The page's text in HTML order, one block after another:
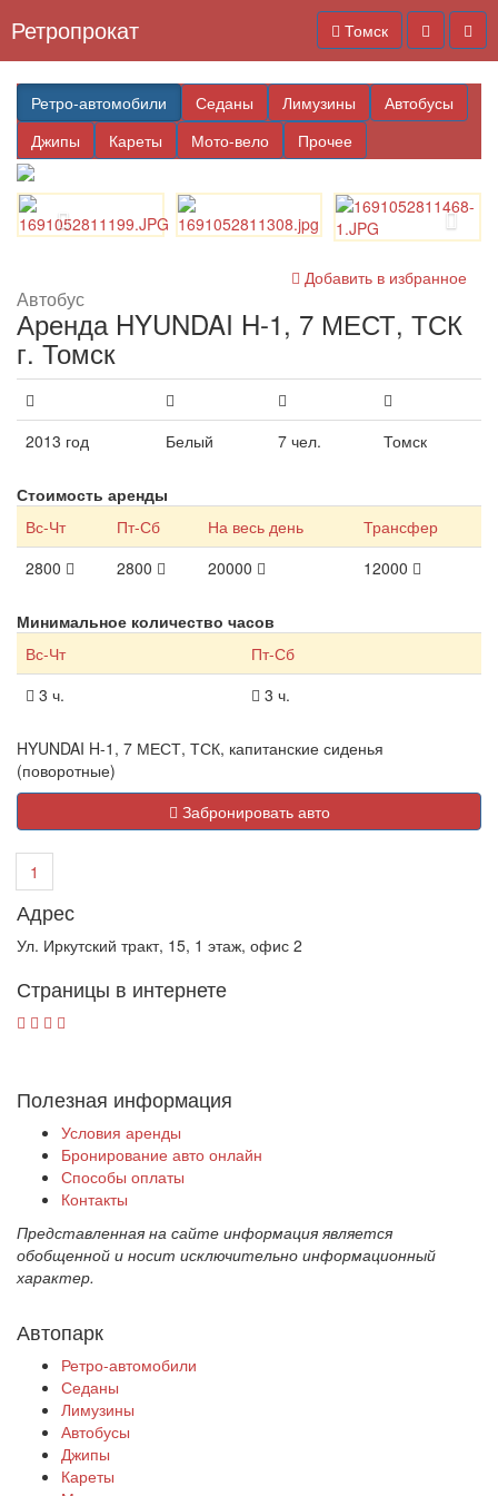
Ретропрокат Томск
Ретро-автомобили Седаны Лимузины
Автобусы
Джипы
Кареты Мото-вело Прочее
Добавить в избранное
Автобус
Аренда HYUNDAI H-1, 7 МЕСТ, ТСК
г. Томск
2013 год Белый 7 чел. Томск
Стоимость аренды
Вс-Чт
Пт-Сб На весь день
Трансфер
2800
2800 20000 12000
Минимальное количество часов
Вс-Чт
Пт-Сб
3 ч.
3 ч.
HYUNDAI H-1, 7 МЕСТ, ТСК, капитанские сиденья
(поворотные)
Забронировать авто
1
Адрес
Ул. Иркутский тракт, 15, 1 этаж, офис 2
Страницы в интернете
Полезная информация
Условия аренды
Бронирование авто онлайн
Способы оплаты
Контакты
Представленная на сайте информация является
обобщенной и носит исключительно информационный
характер.
Автопарк
Ретро-автомобили
Седаны
Лимузины
Автобусы
Джипы
Кареты